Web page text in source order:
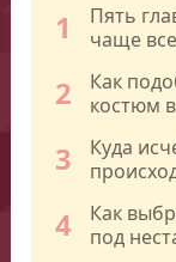
1
Пять
чаще
2
Как
костюм
3
Куда
4
Как
под